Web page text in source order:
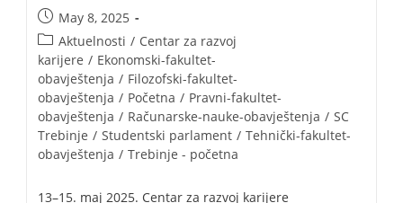
May 8, 2025
Aktuelnosti / Centar za razvoj
karijere / Ekonomski-fakultet-
obavještenja / Filozofski-fakultet-
obavještenja / Početna / Pravni-fakultet-
obavještenja / Računarske-nauke-obavještenja / SC
Trebinje / Studentski parlament / Tehnički-fakultet-
obavještenja / Trebinje - početna
13–15. maj 2025. Centar za razvoj karijere